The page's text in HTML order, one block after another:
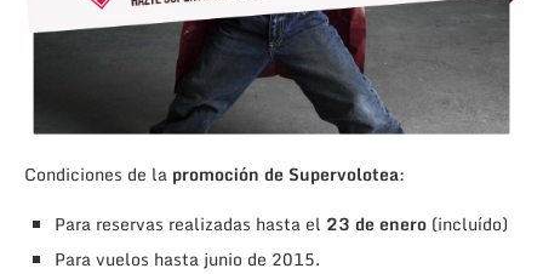
Condiciones de la promoción de Supervolotea:
Para reservas realizadas hasta el 23 de enero (incluído)
Para vuelos hasta junio de 2015.